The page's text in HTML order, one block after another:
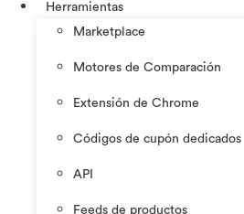
Herramientas
Marketplace
Motores de Comparación
Extensión de Chrome
Códigos de cupón dedicados
API
Feeds de productos